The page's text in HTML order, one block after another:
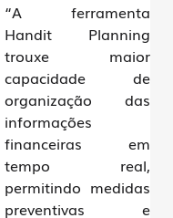
“A ferramenta
Handit Planning
trouxe maior
capacidade de
organização das
informações
financeiras em
tempo real,
permitindo medidas
preventivas e